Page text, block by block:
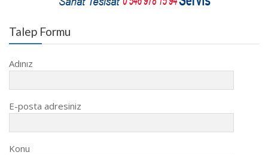
Talep Formu
Adınız
E-posta adresiniz
Konu